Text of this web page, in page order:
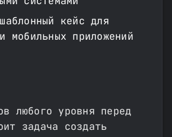
кейс для
мобильных приложений
любого уровня перед
задача создать